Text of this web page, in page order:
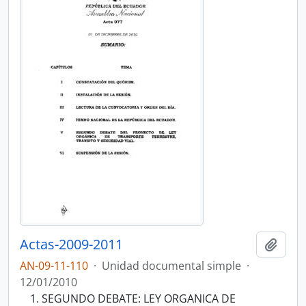
Actas-2009-2011
AN-09-11-110 · Unidad documental simple ·
12/01/2010
SEGUNDO DEBATE: LEY ORGANICA DE